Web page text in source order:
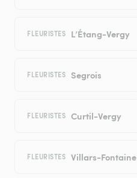
FLEURISTES L’Étang-Vergy
FLEURISTES Segrois
FLEURISTES Curtil-Vergy
FLEURISTES Villars-Fontaine